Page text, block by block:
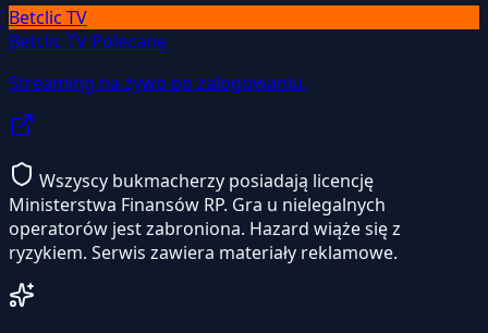
Betclic TV
Betclic TV Polecane
Streaming na żywo po zalogowaniu.
Wszyscy bukmacherzy posiadają licencję
Ministerstwa Finansów RP. Gra u nielegalnych
operatorów jest zabroniona. Hazard wiąże się z
ryzykiem. Serwis zawiera materiały reklamowe.